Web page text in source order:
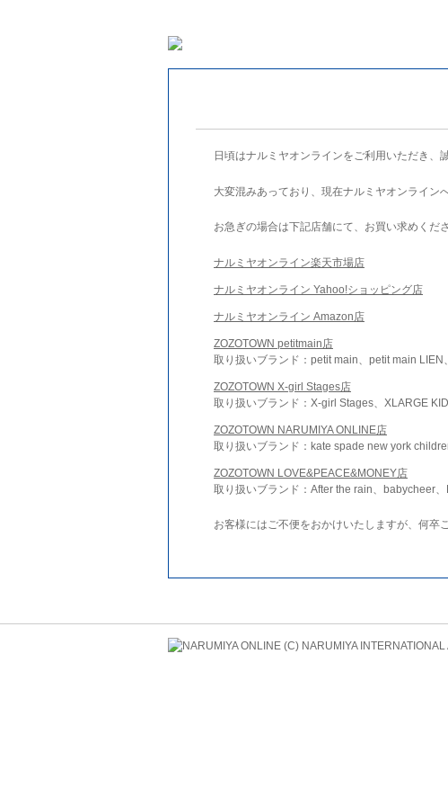
日頃はナルミヤオンラインをご利用いただき、
大変混みあっており、現在ナルミヤオンライン
お急ぎの場合は下記店舗にて、お買い求めくださ
ナルミヤオンライン楽天市場店
ナルミヤオンライン Yahoo!ショッピング店
ナルミヤオンライン Amazon店
ZOZOTOWN petitmain店
取り扱いブランド：petit main、petit main LIEN
ZOZOTOWN X-girl Stages店
取り扱いブランド：X-girl Stages、XLARGE
ZOZOTOWN NARUMIYA ONLINE店
取り扱いブランド：kate spade new york
ZOZOTOWN LOVE&PEACE&MONEY店
取り扱いブランド：After the rain、babycheer
お客様にはご不便をおかけいたしますが、何卒